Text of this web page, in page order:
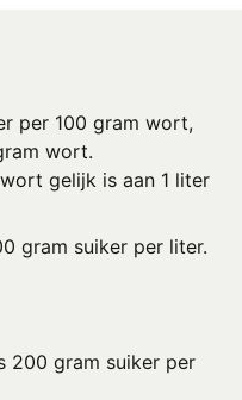
per 100 gram wort,
wort.
gelijk is aan 1 liter
gram suiker per liter.
200 gram suiker per